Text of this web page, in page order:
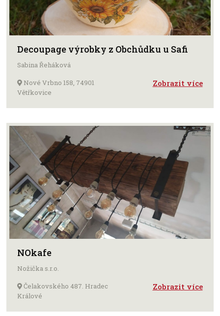
Decoupage výrobky z Obchůdku u Safi
Sabina Řeháková
Nové Vrbno 158, 74901
Větřkovice
Zobrazit více
NOkafe
Nožička s.r.o.
Čelakovského 487. Hradec
Králové
Zobrazit více